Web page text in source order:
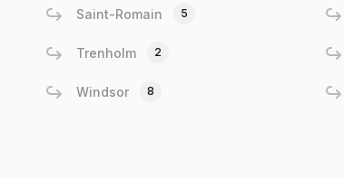
Saint-Romain 5
Trenholm 2
Windsor 8